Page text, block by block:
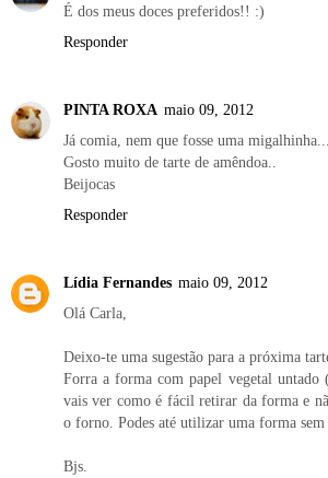
É dos meus doces preferidos!! :)
Responder
PINTA ROXA maio 09, 2012
Já comia, nem que fosse uma
Gosto muito de tarte de amêndoa..
Beijocas
Responder
Lídia Fernandes maio 09, 2012
Olá Carla,
Deixo-te uma sugestão para a próxima
Forra a forma com papel vegetal untado
vais ver como é fácil retirar da forma e
o forno. Podes até utilizar uma forma
Bjs.